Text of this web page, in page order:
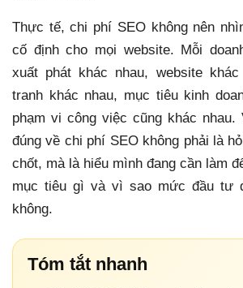
Thực tế, chi phí SEO không nên
cố định cho mọi website. Mỗi
xuất phát khác nhau, website
tranh khác nhau, mục tiêu kinh
phạm vi công việc cũng khác nhau.
đúng về chi phí SEO không phải là
chốt, mà là hiểu mình đang cần làm
mục tiêu gì và vì sao mức đầu tư
không.
Tóm tắt nhanh